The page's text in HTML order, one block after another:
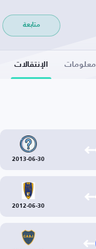
متابعة
معلومات الإنتقالات
2013-06-30
2012-06-30